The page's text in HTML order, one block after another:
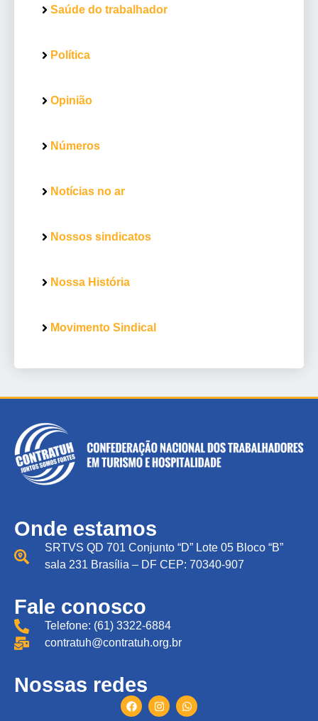
Saúde do trabalhador
Política
Opinião
Números
Notícias no ar
Nossos sindicatos
Nossa História
Movimento Sindical
Onde estamos
SRTVS QD 701 Conjunto “D” Lote 05 Bloco “B”
sala 231 Brasília – DF CEP: 70340-907
Fale conosco
Telefone: (61) 3322-6884
contratuh@contratuh.org.br
Nossas redes